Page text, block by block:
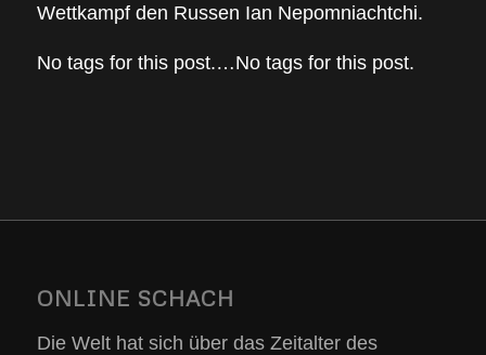
Wettkampf den Russen Ian Nepomniachtchi.
No tags for this post.…No tags for this post.
ONLINE SCHACH
Die Welt hat sich über das Zeitalter des